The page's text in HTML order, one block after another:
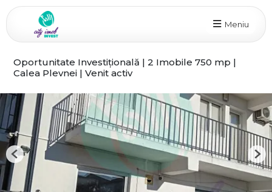
Meniu
Oportunitate Investițională | 2 Imobile 750 mp |
Calea Plevnei | Venit activ
Previous